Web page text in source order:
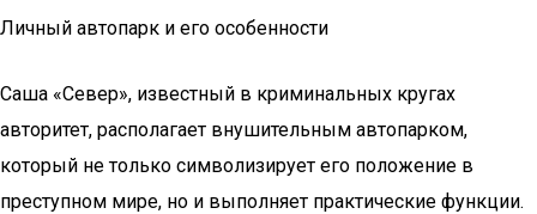
Личный автопарк и его особенности
Саша «Север», известный в криминальных кругах
авторитет, располагает внушительным автопарком,
который не только символизирует его положение в
преступном мире, но и выполняет практические функции.